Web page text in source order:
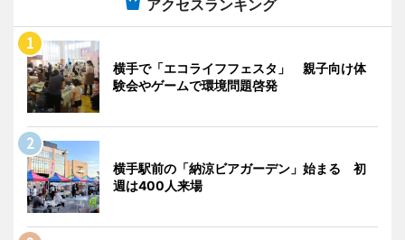
アクセスランキング
横手で「エコライフフェスタ」 親子向け体
験会やゲームで環境問題啓発
横手駅前の「納涼ビアガーデン」始まる 初
週は400人来場